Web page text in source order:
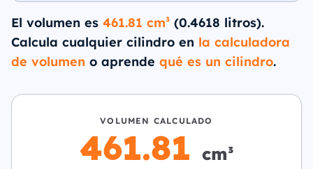
El volumen es 461.81 cm³ (0.4618 litros).
Calcula cualquier cilindro en la calculadora
de volumen o aprende qué es un cilindro.
VOLUMEN CALCULADO
461.81 cm³